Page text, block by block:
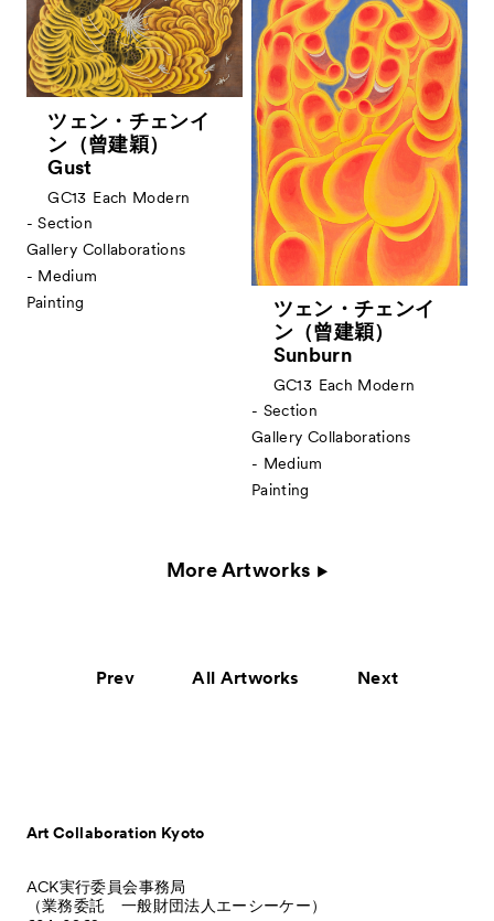
ツェン・チェンイ
ン（曾建穎）
Gust
GC13 Each Modern
- Section
Gallery Collaborations
- Medium
Painting
ツェン・チェンイ
ン（曾建穎）
Sunburn
GC13 Each Modern
- Section
Gallery Collaborations
- Medium
Painting
More Artworks
Prev All Artworks Next
Art Collaboration Kyoto
ACK実行委員会事務局
（業務委託 一般財団法人エーシーケー）